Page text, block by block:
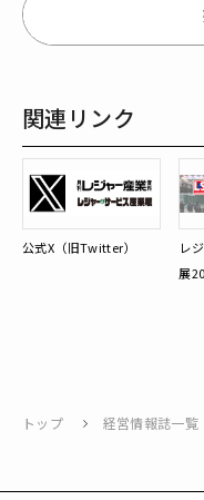
関連リンク
公式X（旧Twitter）
レ
展
トップ 経営情報誌一覧